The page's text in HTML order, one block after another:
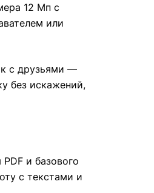
12 Мп с
или
с друзьями —
без искажений,
и базового
с текстами и